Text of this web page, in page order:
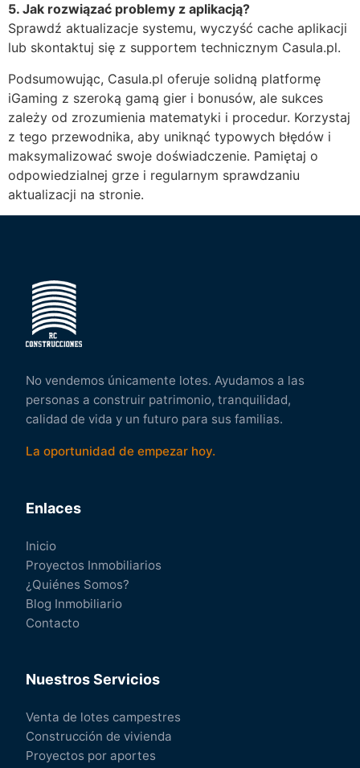
5. Jak rozwiązać problemy z aplikacją?
Sprawdź aktualizacje systemu, wyczyść cache aplikacji
lub skontaktuj się z supportem technicznym Casula.pl.
Podsumowując, Casula.pl oferuje solidną platformę
iGaming z szeroką gamą gier i bonusów, ale sukces
zależy od zrozumienia matematyki i procedur. Korzystaj
z tego przewodnika, aby uniknąć typowych błędów i
maksymalizować swoje doświadczenie. Pamiętaj o
odpowiedzialnej grze i regularnym sprawdzaniu
aktualizacji na stronie.
No vendemos únicamente lotes. Ayudamos a las
personas a construir patrimonio, tranquilidad,
calidad de vida y un futuro para sus familias.
La oportunidad de empezar hoy.
Enlaces
Inicio
Proyectos Inmobiliarios
¿Quiénes Somos?
Blog Inmobiliario
Contacto
Nuestros Servicios
Venta de lotes campestres
Construcción de vivienda
Proyectos por aportes